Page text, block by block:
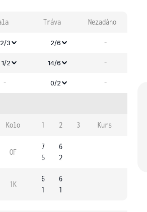
Tráva Nezadáno
2/3 2/6 -
1/2 14/6 -
- 0/2 -
Kolo 1 2 3 Kurs
OF
7
5
6
2
1K
6
1
6
1